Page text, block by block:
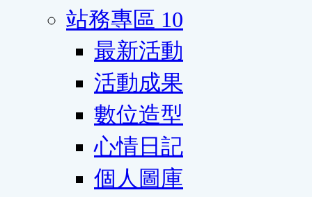
站務專區 10
最新活動
活動成果
數位造型
心情日記
個人圖庫